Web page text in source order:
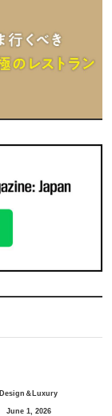
Design＆Luxury
June 1, 2026